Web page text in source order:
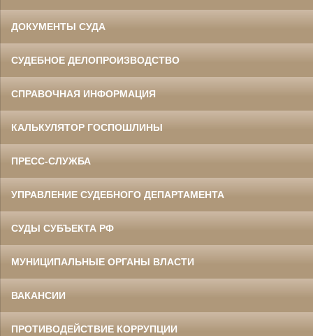
ДОКУМЕНТЫ СУДА
СУДЕБНОЕ ДЕЛОПРОИЗВОДСТВО
СПРАВОЧНАЯ ИНФОРМАЦИЯ
КАЛЬКУЛЯТОР ГОСПОШЛИНЫ
ПРЕСС-СЛУЖБА
УПРАВЛЕНИЕ СУДЕБНОГО ДЕПАРТАМЕНТА
СУДЫ СУБЪЕКТА РФ
МУНИЦИПАЛЬНЫЕ ОРГАНЫ ВЛАСТИ
ВАКАНСИИ
ПРОТИВОДЕЙСТВИЕ КОРРУПЦИИ